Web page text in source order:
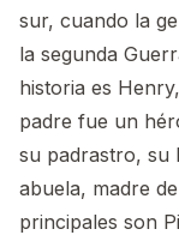
sur, cuando la
la segunda
historia es
padre fue un
su padrastro, su
abuela, madre
principales son